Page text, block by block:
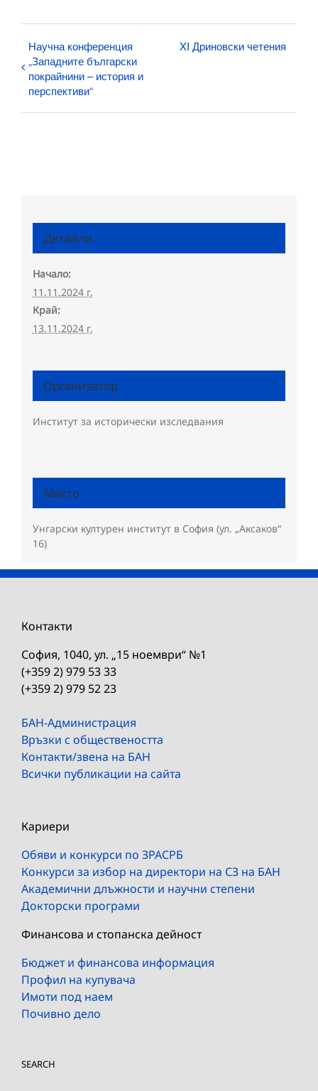
Научна конференция
„Западните български
покрайнини – история и
перспективи“
XI Дриновски четения
Детайли
Начало:
11.11.2024 г.
Край:
13.11.2024 г.
Организатор
Институт за исторически изследвания
Място
Унгарски културен институт в София (ул. „Аксаков“
16)
Контакти
София, 1040, ул. „15 ноември“ №1
(+359 2) 979 53 33
(+359 2) 979 52 23
БАН-Администрация
Връзки с обществеността
Контакти/звена на БАН
Всички публикации на сайта
Кариери
Обяви и конкурси по ЗРАСРБ
Конкурси за избор на директори на СЗ на БАН
Академични длъжности и научни степени
Докторски програми
Финансова и стопанска дейност
Бюджет и финансова информация
Профил на купувача
Имоти под наем
Почивно дело
SEARCH